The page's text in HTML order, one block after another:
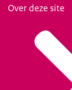
Over deze site